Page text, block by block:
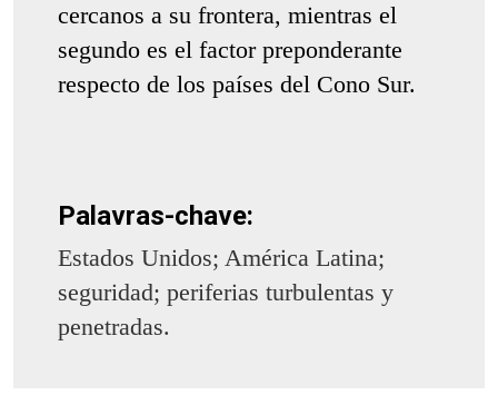
cercanos a su frontera, mientras el
segundo es el factor preponderante
respecto de los países del Cono Sur.
Palavras-chave:
Estados Unidos; América Latina;
seguridad; periferias turbulentas y
penetradas.